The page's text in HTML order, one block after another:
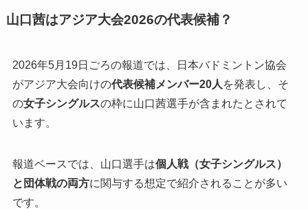
山口茜はアジア大会2026の代表候補？
2026年5月19日ごろの報道では、日本バドミントン協会
がアジア大会向けの代表候補メンバー20人 を発表し、そ
の女子シングルスの枠に山口茜選手が含まれたとされて
います。
報道ベースでは、山口選手は個人戦（女子シングルス）
と団体戦の両方に関与する想定で紹介されることが多い
です。